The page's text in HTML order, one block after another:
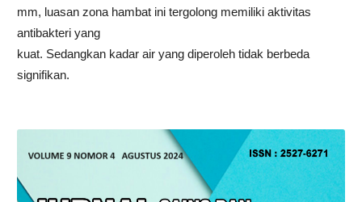
mm, luasan zona hambat ini tergolong memiliki aktivitas
antibakteri yang
kuat. Sedangkan kadar air yang diperoleh tidak berbeda
signifikan.